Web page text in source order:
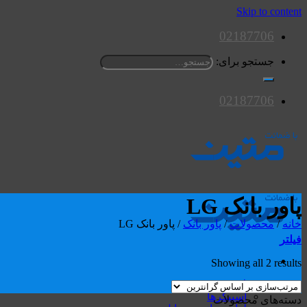
Skip to content
02187706
جستجو برای:
02187706
محصولات
اسپیکرها
پاور بانک LG
خانه / محصولات / پاور بانک / پاور بانک LG
فیلتر
Showing all 2 results
دسته‌های محصولات